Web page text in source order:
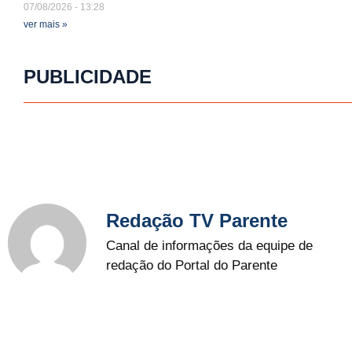
07/08/2026
13:28
ver mais »
PUBLICIDADE
Redação TV Parente
Canal de informações da equipe de
redação do Portal do Parente